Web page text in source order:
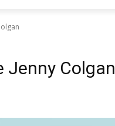
Jenny Colgan